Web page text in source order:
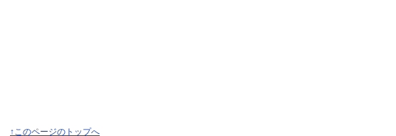
↑このページのトップへ